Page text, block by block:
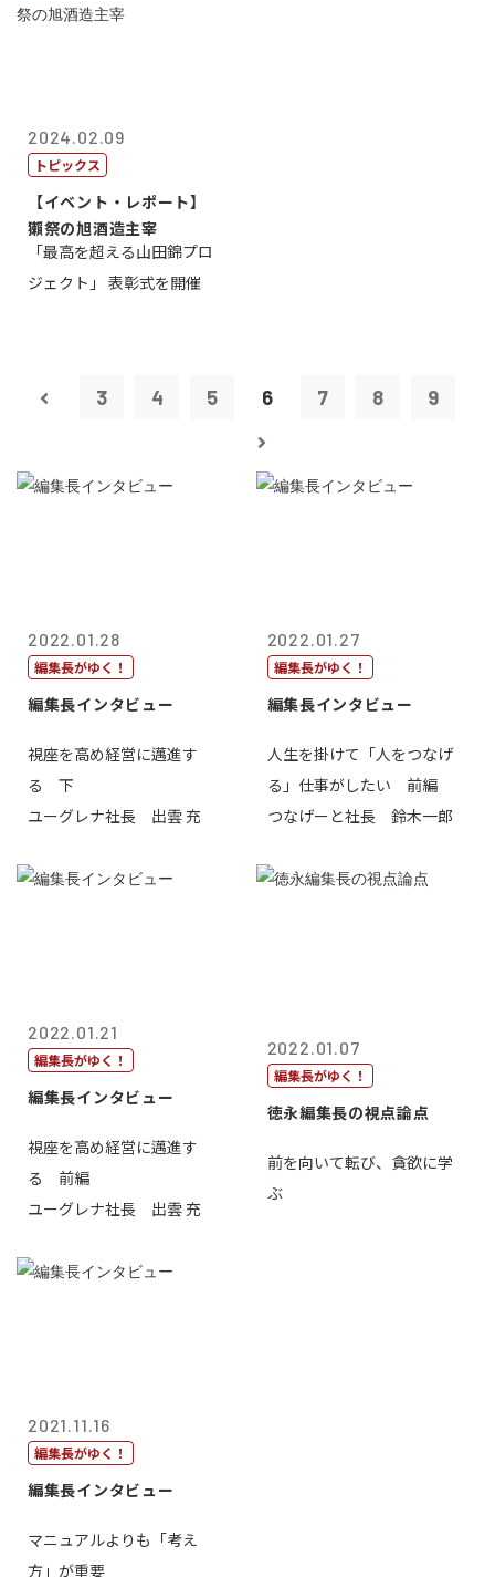
2024.02.09
トピックス
【イベント・レポート】
獺祭の旭酒造主宰
「最高を超える山田錦プロ
ジェクト」 表彰式を開催
3 4 5 6 7 8 9
2022.01.28
編集長がゆく！
編集長インタビュー
視座を高め経営に邁進す
る 下
ユーグレナ社長 出雲 充
2022.01.27
編集長がゆく！
編集長インタビュー
人生を掛けて「人をつなげ
る」仕事がしたい 前編
つなげーと社長 鈴木一郎
2022.01.21
編集長がゆく！
編集長インタビュー
視座を高め経営に邁進す
る 前編
ユーグレナ社長 出雲 充
2022.01.07
編集長がゆく！
徳永編集長の視点論点
前を向いて転び、貪欲に学
ぶ
2021.11.16
編集長がゆく！
編集長インタビュー
マニュアルよりも「考え
方」が重要